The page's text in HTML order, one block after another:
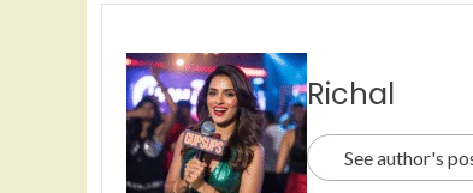
Richal
See author's